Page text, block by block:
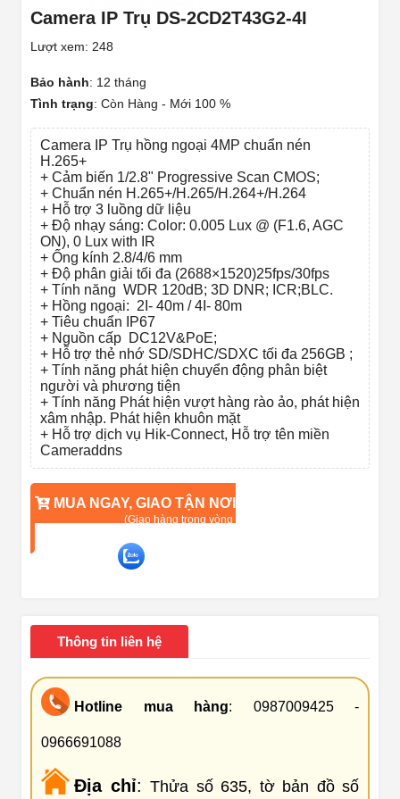
Camera IP Trụ DS-2CD2T43G2-4I
Lượt xem: 248
Bảo hành: 12 tháng
Tình trạng: Còn Hàng - Mới 100 %
Camera IP Trụ hồng ngoại 4MP chuẩn nén
H.265+
+ Cảm biến 1/2.8" Progressive Scan CMOS;
+ Chuẩn nén H.265+/H.265/H.264+/H.264
+ Hỗ trợ 3 luồng dữ liệu
+ Độ nhạy sáng: Color: 0.005 Lux @ (F1.6, AGC
ON), 0 Lux with IR
+ Ống kính 2.8/4/6 mm
+ Độ phân giải tối đa (2688×1520)25fps/30fps
+ Tính năng WDR 120dB; 3D DNR; ICR;BLC.
+ Hồng ngoại: 2I- 40m / 4I- 80m
+ Tiêu chuẩn IP67
+ Nguồn cấp DC12V&PoE;
+ Hỗ trợ thẻ nhớ SD/SDHC/SDXC tối đa 256GB ;
+ Tính năng phát hiện chuyển động phân biệt
người và phương tiện
+ Tính năng Phát hiện vượt hàng rào ảo, phát hiện
xâm nhập. Phát hiện khuôn mặt
+ Hỗ trợ dịch vụ Hik-Connect, Hỗ trợ tên miền
Cameraddns
MUA NGAY, GIAO TẬN NƠI
(Giao hàng trong vòng 90 phút)
Thông tin liên hệ
Hotline mua hàng: 0987009425 -
0966691088
Địa chỉ: Thửa số 635, tờ bản đồ số